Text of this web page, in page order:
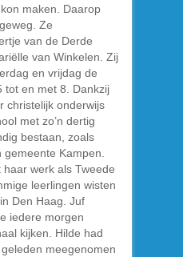
maken. Daarop
Ze
van de Derde
van Winkelen. Zij
en vrijdag de
tot en met 8. Dankzij
christelijk onderwijs
met zo’n dertig
bestaan, zoals
Kampen.
werk als Tweede
leerlingen wisten
Den Haag. Juf
iedere morgen
kijken. Hilde had
meegenomen